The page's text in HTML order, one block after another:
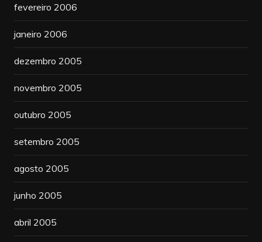
fevereiro 2006
janeiro 2006
dezembro 2005
novembro 2005
outubro 2005
setembro 2005
agosto 2005
junho 2005
abril 2005